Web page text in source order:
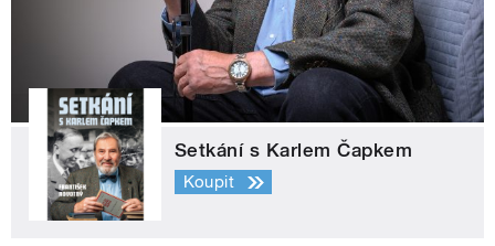
Setkání s Karlem Čapkem
Koupit